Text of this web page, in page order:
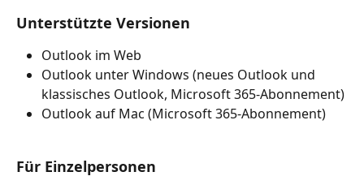
Unterstützte Versionen
Outlook im Web
Outlook unter Windows (neues Outlook und
klassisches Outlook, Microsoft 365-Abonnement)
Outlook auf Mac (Microsoft 365-Abonnement)
Für Einzelpersonen